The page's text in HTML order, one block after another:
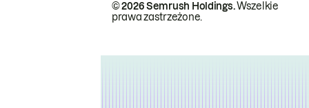
© 2026 Semrush Holdings.Wszelkie
prawa zastrzeżone.